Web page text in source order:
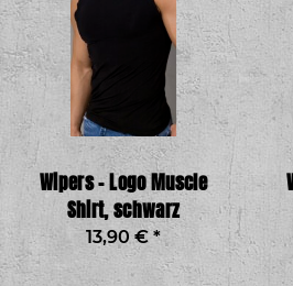
Wipers – Logo Muscle
Shirt, schwarz
13,90 € *